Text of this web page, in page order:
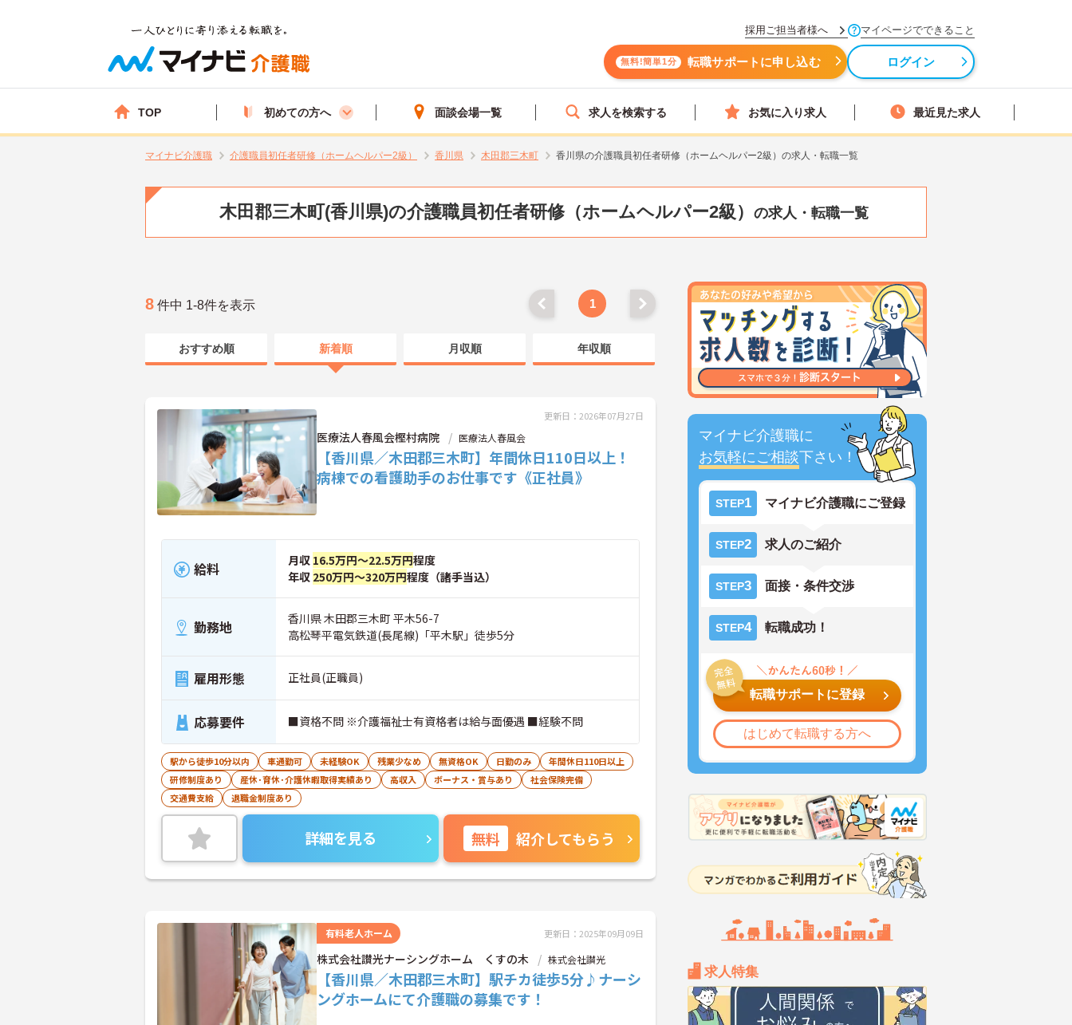
採用ご担当者様へ マイページでできること
無料!簡単1分 転職サポートに申し込む ログイン
TOP 初めての方へ 面談会場一覧 求人を検索する お気に入り求人 最近見た求人
マイナビ介護職 介護職員初任者研修（ホームヘルパー2級） 香川県 木田郡三木町 香川県の介護職員初任者研修（ホームヘルパー2級）の求人・転職一覧
木田郡三木町(香川県)の介護職員初任者研修（ホームヘルパー2級） の求人・転職一覧
マイナビ介護職に
お気軽にご相談下さい！
STEP1 マイナビ介護職にご登録
STEP2 求人のご紹介
STEP3 面接・条件交渉
STEP4 転職成功！
転職サポートに登録
はじめて転職する方へ
求人特集
8 件中 1-8件を表示 1
おすすめ順 新着順 月収順 年収順
更新日：2026年07月27日
医療法人春風会樫村病院 医療法人春風会
【香川県／木田郡三木町】年間休日110日以上！
病棟での看護助手のお仕事です《正社員》
給料 月収 16.5万円～22.5万円程度
年収 250万円～320万円程度（諸手当込）
勤務地
香川県 木田郡三木町 平木56-7
高松琴平電気鉄道(長尾線)「平木駅」徒歩5分
雇用形態 正社員(正職員)
応募要件 ■資格不問 ※介護福祉士有資格者は給与面優遇 ■経験不問
駅から徒歩10分以内 車通勤可 未経験OK 残業少なめ 無資格OK 日勤のみ
年間休日110日以上
研修制度あり
産休･育休･介護休暇取得実績あり 高収入 ボーナス・賞与あり
社会保険完備
交通費支給
退職金制度あり
詳細を見る 無料 紹介してもらう
有料老人ホーム 更新日：2025年09月09日
株式会社讃光ナーシングホーム くすの木 株式会社讃光
【香川県／木田郡三木町】駅チカ徒歩5分♪ナーシ
ングホームにて介護職の募集です！